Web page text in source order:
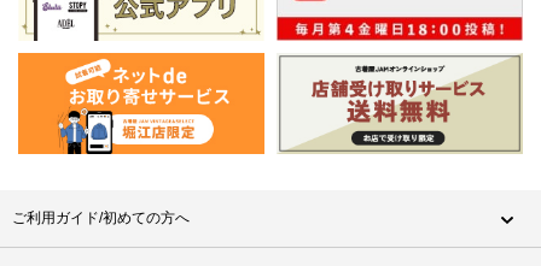
ご利用ガイド/初めての方へ